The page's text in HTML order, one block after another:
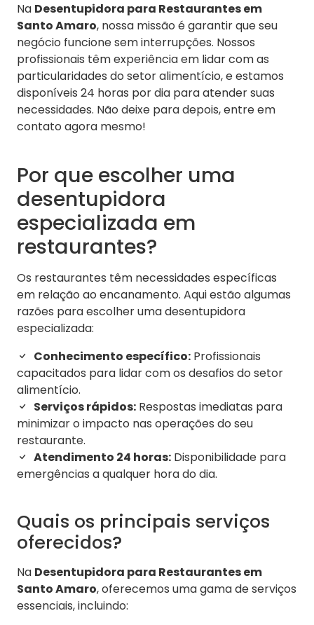
Na Desentupidora para Restaurantes em
Santo Amaro, nossa missão é garantir que seu
negócio funcione sem interrupções. Nossos
profissionais têm experiência em lidar com as
particularidades do setor alimentício, e estamos
disponíveis 24 horas por dia para atender suas
necessidades. Não deixe para depois, entre em
contato agora mesmo!
Por que escolher uma
desentupidora
especializada em
restaurantes?
Os restaurantes têm necessidades específicas
em relação ao encanamento. Aqui estão algumas
razões para escolher uma desentupidora
especializada:
Conhecimento específico: Profissionais
capacitados para lidar com os desafios do setor
alimentício.
Serviços rápidos: Respostas imediatas para
minimizar o impacto nas operações do seu
restaurante.
Atendimento 24 horas: Disponibilidade para
emergências a qualquer hora do dia.
Quais os principais serviços
oferecidos?
Na Desentupidora para Restaurantes em
Santo Amaro, oferecemos uma gama de serviços
essenciais, incluindo: